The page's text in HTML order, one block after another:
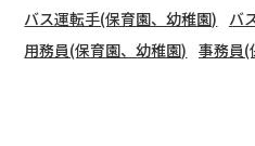
バス運転手(保育園、幼稚園)
バ
用務員(保育園、幼稚園) 事務員(